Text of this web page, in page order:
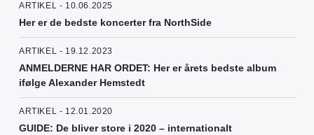
ARTIKEL - 10.06.2025
Her er de bedste koncerter fra NorthSide
ARTIKEL - 19.12.2023
ANMELDERNE HAR ORDET: Her er årets bedste album
ifølge Alexander Hemstedt
ARTIKEL - 12.01.2020
GUIDE: De bliver store i 2020 – internationalt